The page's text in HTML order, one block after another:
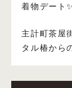
着物デート✨
主計町茶屋
タル椿から